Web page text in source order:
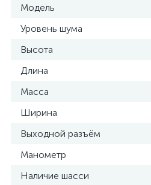
Модель
Уровень шума
Высота
Длина
Масса
Ширина
Выходной разъём
Манометр
Наличие шасси